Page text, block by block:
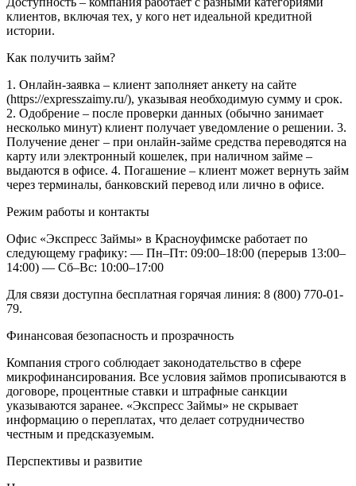
клиентов, включая тех, у кого нет идеальной кредитной
истории.
Как получить займ?
1. Онлайн-заявка – клиент заполняет анкету на сайте
(https://expresszaimy.ru/), указывая необходимую сумму и срок.
2. Одобрение – после проверки данных (обычно занимает
несколько минут) клиент получает уведомление о решении. 3.
Получение денег – при онлайн-займе средства переводятся на
карту или электронный кошелек, при наличном займе –
выдаются в офисе. 4. Погашение – клиент может вернуть займ
через терминалы, банковский перевод или лично в офисе.
Режим работы и контакты
Офис «Экспресс Займы» в Красноуфимске работает по
следующему графику: — Пн–Пт: 09:00–18:00 (перерыв 13:00–
14:00) — Сб–Вс: 10:00–17:00
Для связи доступна бесплатная горячая линия: 8 (800) 770-01-
79.
Финансовая безопасность и прозрачность
Компания строго соблюдает законодательство в сфере
микрофинансирования. Все условия займов прописываются в
договоре, процентные ставки и штрафные санкции
указываются заранее. «Экспресс Займы» не скрывает
информацию о переплатах, что делает сотрудничество
честным и предсказуемым.
Перспективы и развитие